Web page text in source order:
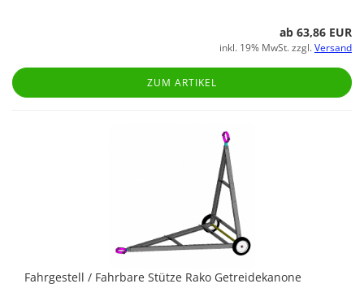
ab 63,86 EUR
inkl. 19% MwSt. zzgl.Versand
ZUM ARTIKEL
Fahrgestell / Fahrbare Stütze Rako Getreidekanone